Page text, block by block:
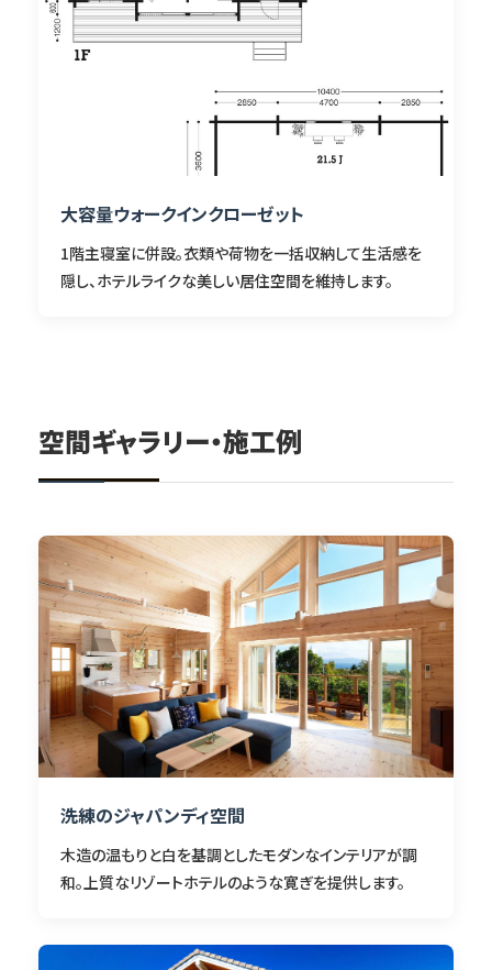
大容量ウォークインクローゼット
1階主寝室に併設。衣類や荷物を一括収納して生活感を
隠し、ホテルライクな美しい居住空間を維持します。
空間ギャラリー・施工例
洗練のジャパンディ空間
木造の温もりと白を基調としたモダンなインテリアが調
和。上質なリゾートホテルのような寛ぎを提供します。